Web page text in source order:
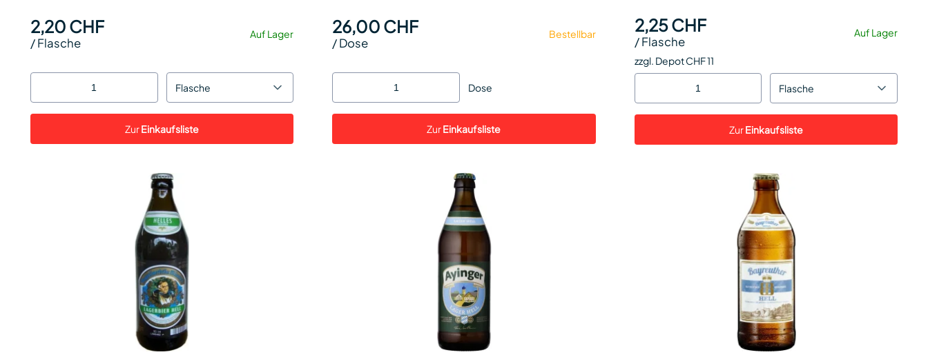
Auf Lager
2,20 CHF
/Flasche
Flasche
ZurEinkaufsliste
Bestellbar
26,00 CHF
/Dose
Dose
ZurEinkaufsliste
Auf Lager
2,25 CHF
/Flasche
zzgl. Depot CHF 11
Flasche
ZurEinkaufsliste